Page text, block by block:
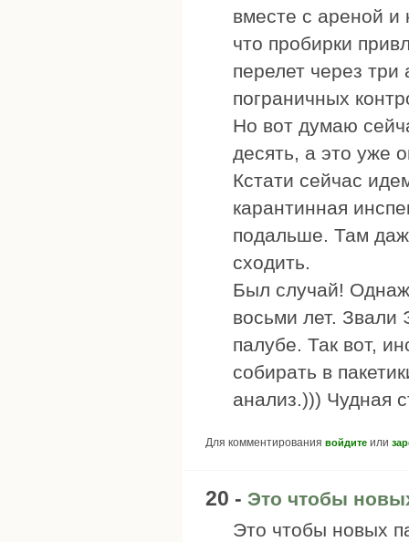
вместе с ареной и
что пробирки
перелет через
пограничных
Но вот думаю
десять, а это уже
Кстати сейчас
карантинная
подальше. Там
сходить.
Был случай!
восьми лет. Звали
палубе. Так вот,
собирать в
анализ.))) Чудная
Для комментирования войдите или
20 - Это чтобы
Это чтобы новых